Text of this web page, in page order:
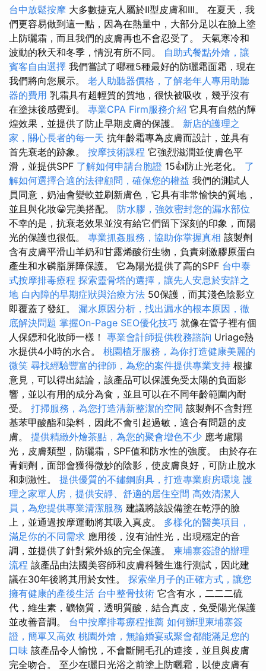
台中放鬆按摩 大多數捷克人屬於II型皮膚和III。 在夏天，我
們更容易做到這一點，因為在熱量中，大部分足以在臉上塗
上防曬霜，而且我們的皮膚再也不會忍受了。 天氣寒冷和
波動的秋天和冬季，情況有所不同。 自助式餐點外燴，讓
賓客自由選擇 我們嘗試了哪種5種最好的防曬霜面霜，現在
我們將向您展示。 老人助聽器價格，了解老年人專用助聽
器的費用 乳霜具有超輕質的質地，很快被吸收，幾乎沒有
在塗抹後感覺到。 專業CPA Firm服務介紹 它具有自然的輝
煌效果，並提供了防止早期皮膚的保護。 新店的護理之
家，關心長者的每一天 抗年齡霜專為皮膚而設計，並具有
首先衰老的跡象。 按摩技術課程 它強烈滋潤並使膚色平
滑，並提供SPF 了解如何申請台胞證 15👍防止光老化。 了
解如何選擇合適的法律顧問，確保您的權益 我們的測試人
員同意，奶油會變軟並刷新膚色，它具有非常愉快的質地，
並且與化妝😀完美搭配。 防水膠，強效密封您的漏水部位
不幸的是，抗衰老效果並沒有給它們留下深刻的印象，而陽
光的保護也很低。 專業抓姦服務，協助你掌握真相 該製劑
含有皮膚平滑山羊奶和甘露烯酸衍生物，負責刺激膠原蛋白
產生和水磷脂屏障保護。 它為陽光提供了高的SPF 台中泰
式按摩排毒療程 探索靈骨塔的選擇，讓先人安息於安詳之
地 白內障的早期症狀與治療方法 50保護，而其淺色陰影立
即覆蓋了發紅。 漏水原因分析，找出漏水的根本原因，徹
底解決問題 掌握On-Page SEO優化技巧 就像在管子裡有個
人保鏢和化妝師一樣！ 專業會計師提供稅務諮詢 Uriage熱
水提供4小時的水合。 桃園植牙服務，為你打造健康美麗的
微笑 尋找經驗豐富的律師，為您的案件提供專業支持 根據
意見，可以得出結論，該產品可以保護免受太陽的負面影
響，並以有用的成分為食，並且可以在不同年齡範圍內耐
受。 打掃服務，為您打造清新整潔的空間 該製劑不含對羥
基苯甲酸酯和染料，因此不會引起過敏，適合有問題的皮
膚。 提供精緻外燴茶點，為您的聚會增色不少 應考慮陽
光，皮膚類型，防曬霜，SPF值和防水性的強度。 由於存在
青銅劑，面部會獲得微妙的陰影，使皮膚良好，可防止脫水
和刺激性。 提供優質的不鏽鋼廚具，打造專業廚房環境 護
理之家單人房，提供安靜、舒適的居住空間 高效清潔人
員，為您提供專業清潔服務 建議將該設備塗在乾淨的臉
上，並通過按摩運動將其吸入真皮。 多樣化的醫美項目，
滿足你的不同需求 應用後，沒有油性光，出現穩定的音
調，並提供了針對紫外線的完全保護。 柬埔寨簽證的辦理
流程 該產品由法國美容師和皮膚科醫生進行測試，因此建
議在30年後將其用於女性。 探索坐月子的正確方式，讓您
擁有健康的產後生活 台中整骨技術 它含有水，二二二硫
代，維生素，礦物質，透明質酸，結合真皮，免受陽光保護
並改善音調。 台中按摩排毒療程推薦 如何辦理柬埔寨簽
證，簡單又高效 桃園外燴，無論婚宴或聚會都能滿足您的
口味 該產品令人愉悅，不會斷開毛孔的連接，並且與皮膚
完全吻合。 至少在曬日光浴之前塗上防曬霜，以使皮膚有